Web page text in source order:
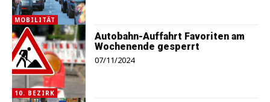
MOBILITÄT
10. BEZIRK
Autobahn-Auffahrt Favoriten am
Wochenende gesperrt
07/11/2024